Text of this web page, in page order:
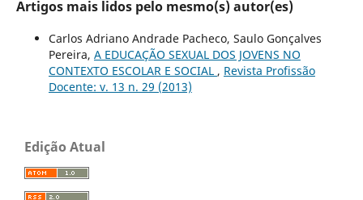
Artigos mais lidos pelo mesmo(s) autor(es)
Carlos Adriano Andrade Pacheco, Saulo Gonçalves
Pereira, A EDUCAÇÃO SEXUAL DOS JOVENS NO
CONTEXTO ESCOLAR E SOCIAL , Revista Profissão
Docente: v. 13 n. 29 (2013)
Edição Atual